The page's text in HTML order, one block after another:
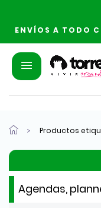
ENVÍOS A TODO
Productos
Agendas,